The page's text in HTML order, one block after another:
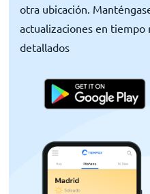
otra ubicación.
actualizaciones en tiempo
detallados